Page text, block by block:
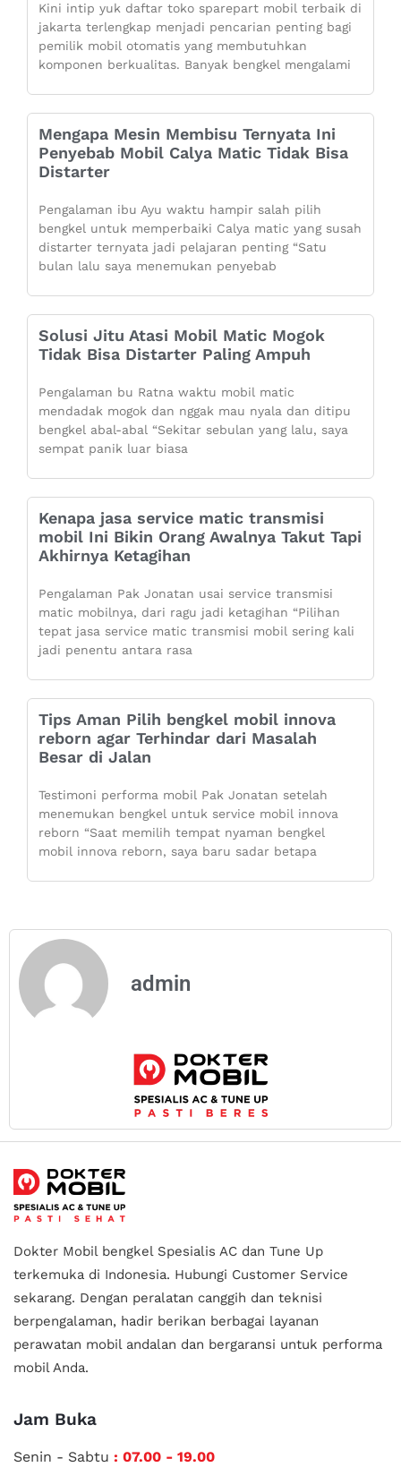
Kini intip yuk daftar toko sparepart mobil terbaik di
jakarta terlengkap menjadi pencarian penting bagi
pemilik mobil otomatis yang membutuhkan
komponen berkualitas. Banyak bengkel mengalami
Mengapa Mesin Membisu Ternyata Ini
Penyebab Mobil Calya Matic Tidak Bisa
Distarter
Pengalaman ibu Ayu waktu hampir salah pilih
bengkel untuk memperbaiki Calya matic yang susah
distarter ternyata jadi pelajaran penting “Satu
bulan lalu saya menemukan penyebab
Solusi Jitu Atasi Mobil Matic Mogok
Tidak Bisa Distarter Paling Ampuh
Pengalaman bu Ratna waktu mobil matic
mendadak mogok dan nggak mau nyala dan ditipu
bengkel abal-abal “Sekitar sebulan yang lalu, saya
sempat panik luar biasa
Kenapa jasa service matic transmisi
mobil Ini Bikin Orang Awalnya Takut Tapi
Akhirnya Ketagihan
Pengalaman Pak Jonatan usai service transmisi
matic mobilnya, dari ragu jadi ketagihan “Pilihan
tepat jasa service matic transmisi mobil sering kali
jadi penentu antara rasa
Tips Aman Pilih bengkel mobil innova
reborn agar Terhindar dari Masalah
Besar di Jalan
Testimoni performa mobil Pak Jonatan setelah
menemukan bengkel untuk service mobil innova
reborn “Saat memilih tempat nyaman bengkel
mobil innova reborn, saya baru sadar betapa
admin
Dokter Mobil bengkel Spesialis AC dan Tune Up
terkemuka di Indonesia. Hubungi Customer Service
sekarang. Dengan peralatan canggih dan teknisi
berpengalaman, hadir berikan berbagai layanan
perawatan mobil andalan dan bergaransi untuk performa
mobil Anda.
Jam Buka
Senin - Sabtu : 07.00 - 19.00